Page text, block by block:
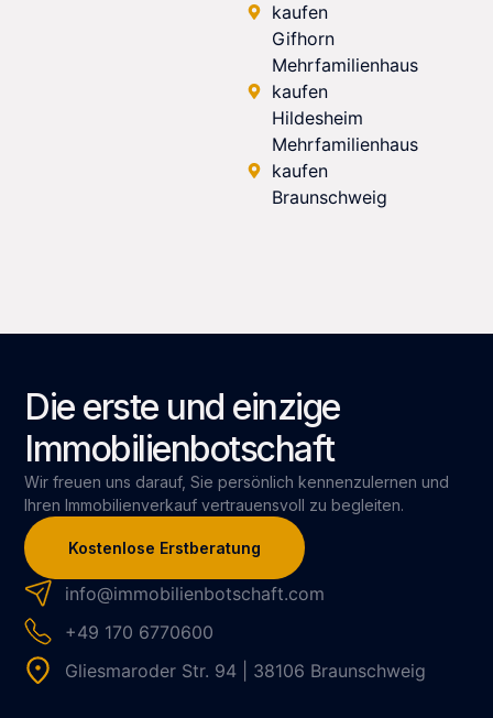
kaufen
Gifhorn
Mehrfamilienhaus
kaufen
Hildesheim
Mehrfamilienhaus
kaufen
Braunschweig
Die erste und einzige
Immobilienbotschaft
Wir freuen uns darauf, Sie persönlich kennenzulernen und
Ihren Immobilienverkauf vertrauensvoll zu begleiten.
Kostenlose Erstberatung
info@immobilienbotschaft.com
+49 170 6770600
Gliesmaroder Str. 94 | 38106 Braunschweig